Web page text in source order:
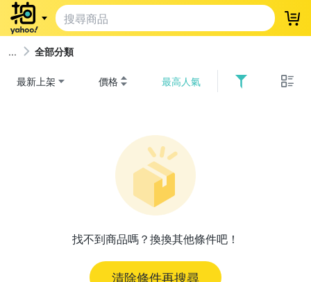
登
全部分類
最新上架 價格 最高人氣
找不到商品嗎？換換其他條件吧！
清除條件再搜尋